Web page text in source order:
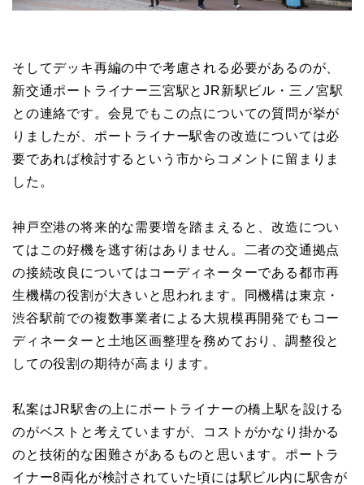
そしてデッキ再編の中で考慮される必要があるのが、
新交通ポートライナー三宮駅とJR新駅ビル・三ノ宮駅
との連絡です。会見でもこの点についての質問が挙が
りましたが、ポートライナー駅舎の改造については必
要であれば検討するという市からコメントに留まりま
した。
神戸空港の将来的な需要増を踏まえると、改造につい
てはこの好機を逃す術はありません。二者の交通拠点
の接続改良についてはコーディネーターである都市再
生機構の役割が大きいと思われます。同機構は東京・
渋谷駅前での複数事業者による大規模再開発でもコー
ディネーターと土地区画整理を務めており、調整役と
しての役割の期待が高まります。
私案はJR駅舎の上にポートライナーの橋上駅を設ける
のがベストと考えていますが、コストがかなり掛かる
のと技術的な困難さがあるものと思います。ポートラ
イナー8両化が検討されていた頃には駅ビル内に駅舎が